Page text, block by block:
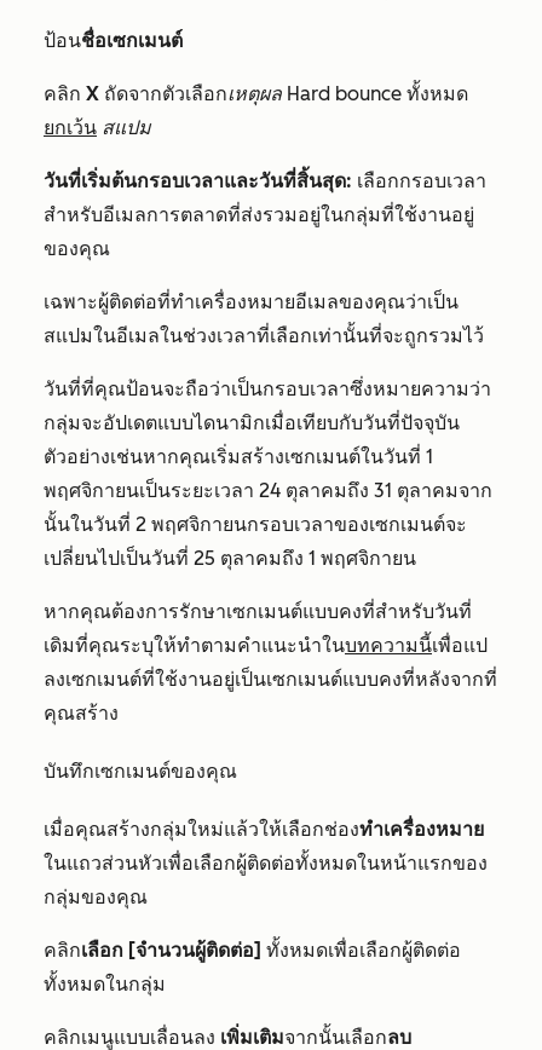
ป้อนชื่อเซกเมนต์
คลิก X ถัดจากตัวเลือกเหตุผล Hard bounce ทั้งหมด
ยกเว้น สแปม
วันที่เริ่มต้นกรอบเวลาและวันที่สิ้นสุด: เลือกกรอบเวลา
สำหรับอีเมลการตลาดที่ส่งรวมอยู่ในกลุ่มที่ใช้งานอยู่
ของคุณ
เฉพาะผู้ติดต่อที่ทำเครื่องหมายอีเมลของคุณว่าเป็น
สแปมในอีเมลในช่วงเวลาที่เลือกเท่านั้นที่จะถูกรวมไว้
วันที่ที่คุณป้อนจะถือว่าเป็นกรอบเวลาซึ่งหมายความว่า
กลุ่มจะอัปเดตแบบไดนามิกเมื่อเทียบกับวันที่ปัจจุบัน
ตัวอย่างเช่นหากคุณเริ่มสร้างเซกเมนต์ในวันที่ 1
พฤศจิกายนเป็นระยะเวลา 24 ตุลาคมถึง 31 ตุลาคมจาก
นั้นในวันที่ 2 พฤศจิกายนกรอบเวลาของเซกเมนต์จะ
เปลี่ยนไปเป็นวันที่ 25 ตุลาคมถึง 1 พฤศจิกายน
หากคุณต้องการรักษาเซกเมนต์แบบคงที่สำหรับวันที่
เดิมที่คุณระบุให้ทำตามคำแนะนำในบทความนี้เพื่อแป
ลงเซกเมนต์ที่ใช้งานอยู่เป็นเซกเมนต์แบบคงที่หลังจากที่
คุณสร้าง
บันทึกเซกเมนต์ของคุณ
เมื่อคุณสร้างกลุ่มใหม่แล้วให้เลือกช่องทำเครื่องหมาย
ในแถวส่วนหัวเพื่อเลือกผู้ติดต่อทั้งหมดในหน้าแรกของ
กลุ่มของคุณ
คลิกเลือก [จำนวนผู้ติดต่อ] ทั้งหมดเพื่อเลือกผู้ติดต่อ
ทั้งหมดในกลุ่ม
คลิกเมนูแบบเลื่อนลง เพิ่มเติมจากนั้นเลือกลบ